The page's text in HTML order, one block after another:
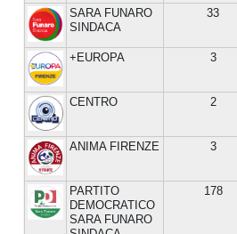
SARA FUNARO
SINDACA
33
+EUROPA 3
CENTRO 2
ANIMA FIRENZE 3
PARTITO
DEMOCRATICO
SARA FUNARO
178